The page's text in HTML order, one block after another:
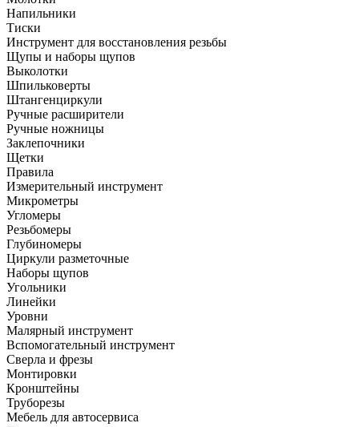
Напильники
Тиски
Инструмент для восстановления резьбы
Щупы и наборы щупов
Выколотки
Шпильковерты
Штангенциркули
Ручные расширители
Ручные ножницы
Заклепочники
Щетки
Правила
Измерительный инструмент
Микрометры
Угломеры
Резьбомеры
Глубиномеры
Циркули разметочные
Наборы щупов
Угольники
Линейки
Уровни
Малярный инструмент
Вспомогательный инструмент
Сверла и фрезы
Монтировки
Кронштейны
Труборезы
Мебель для автосервиса